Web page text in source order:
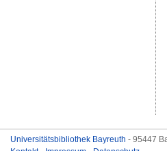
Universitätsbibliothek Bayreuth - 95447